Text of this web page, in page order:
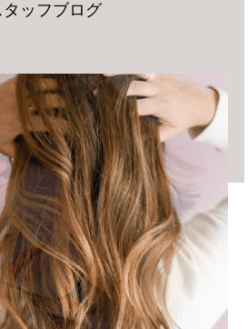
タッフブログ